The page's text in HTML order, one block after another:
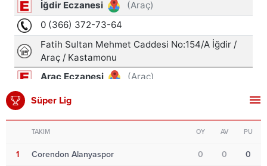
Süper Lig
TAKIM OY AV PU
1 Corendon Alanyaspor 0 0 0